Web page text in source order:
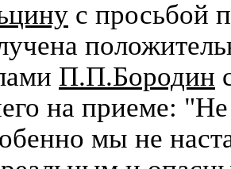
с просьбой
П.П.Бородин
на приеме:
мы не